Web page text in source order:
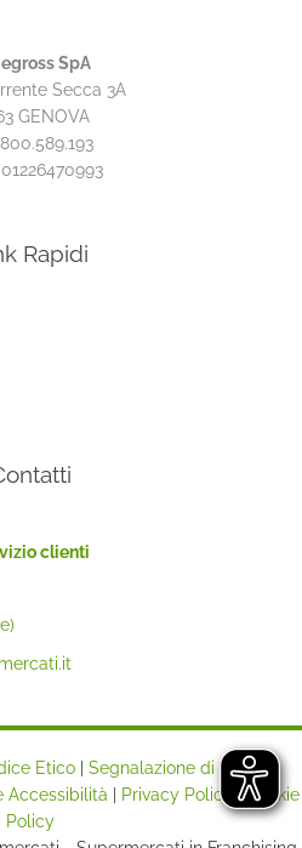
SpA
Secca 3A
GENOVA
01226470993
Rapidi
clienti
Etico| Segnalazione di illeciti -
Accessibilità Privacy Policy |Cookie
Policy